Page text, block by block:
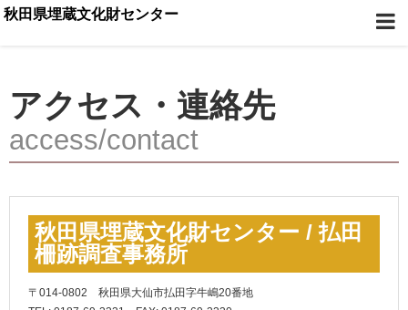
秋田県埋蔵文化財センター
アクセス・連絡先
access/contact
秋田県埋蔵文化財センター / 払田
柵跡調査事務所
〒014-0802 秋田県大仙市払田字牛嶋20番地